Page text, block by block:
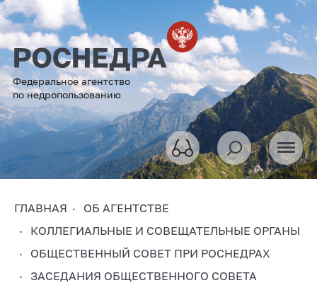
Федеральное агентство
по недропользованию
ГЛАВНАЯ
ОБ АГЕНТСТВЕ
КОЛЛЕГИАЛЬНЫЕ И СОВЕЩАТЕЛЬНЫЕ ОРГАНЫ
ОБЩЕСТВЕННЫЙ СОВЕТ ПРИ РОСНЕДРАХ
ЗАСЕДАНИЯ ОБЩЕСТВЕННОГО СОВЕТА